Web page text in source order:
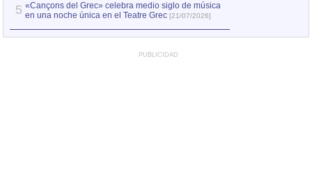
5 «Cançons del Grec» celebra medio siglo de música
en una noche única en el Teatre Grec [21/07/2026]
PUBLICIDAD